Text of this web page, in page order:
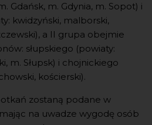
Gdańsk, m. Gdynia, m. Sopot) i
kwidzyński, malborski,
a II grupa obejmie
słupskiego (powiaty:
m. Słupsk) i chojnickiego
kościerski).
zostaną podane w
na uwadze wygodę osób